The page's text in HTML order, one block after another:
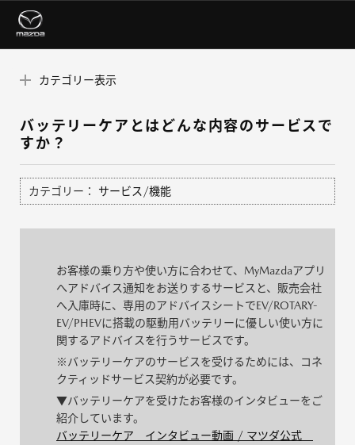
カテゴリー表示
バッテリーケアとはどんな内容のサービスで
すか？
カテゴリー： サービス/機能
お客様の乗り方や使い方に合わせて、MyMazdaアプリ
へアドバイス通知をお送りするサービスと、販売会社
へ入庫時に、専用のアドバイスシートでEV/ROTARY-
EV/PHEVに搭載の駆動用バッテリーに優しい使い方に
関するアドバイスを行うサービスです。
※バッテリーケアのサービスを受けるためには、コネ
クティッドサービス契約が必要です。
▼バッテリーケアを受けたお客様のインタビューをご
紹介しています。
バッテリーケア インタビュー動画 / マツダ公式